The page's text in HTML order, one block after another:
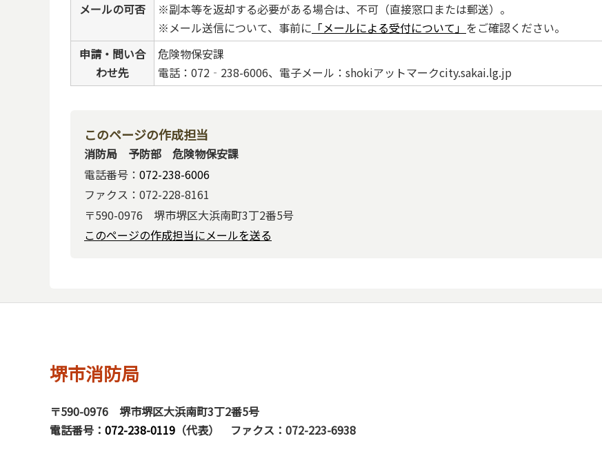
メールの可否
※副本等を返却する必要がある場合は、不可（直接窓口または郵送）。
※メール送信について、事前に 「メールによる受付について」 をご確認ください。
申請・問い合
わせ先
危険物保安課
電話：072‐238-6006、電子メール：shokiアットマークcity.sakai.lg.jp
このページの作成担当
消防局 予防部 危険物保安課
電話番号： 072-238-6006
ファクス：072-228-8161
〒590-0976 堺市堺区大浜南町3丁2番5号
このページの作成担当にメールを送る
堺市消防局
〒590-0976
堺市堺区大浜南町3丁2番5号
電話番号： 072-238-0119 （代表） ファクス：072-223-6938